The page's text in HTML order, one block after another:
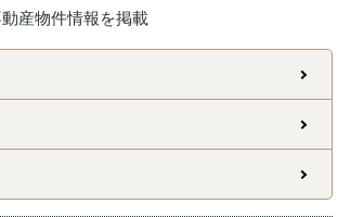
産物件情報を掲載